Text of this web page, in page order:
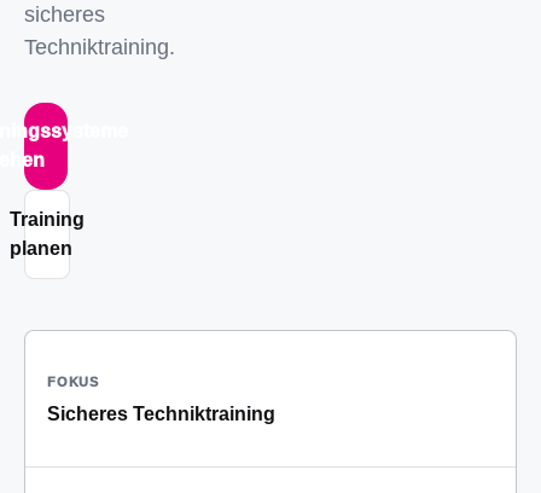
sicheres
Techniktraining.
Training
planen
FOKUS
Sicheres Techniktraining